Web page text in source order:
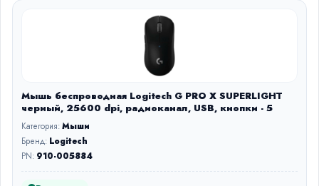
Мышь беспроводная Logitech G PRO X SUPERLIGHT
черный, 25600 dpi, радиоканал, USB, кнопки - 5
Категория:Мыши
Бренд: Logitech
PN: 910-005884